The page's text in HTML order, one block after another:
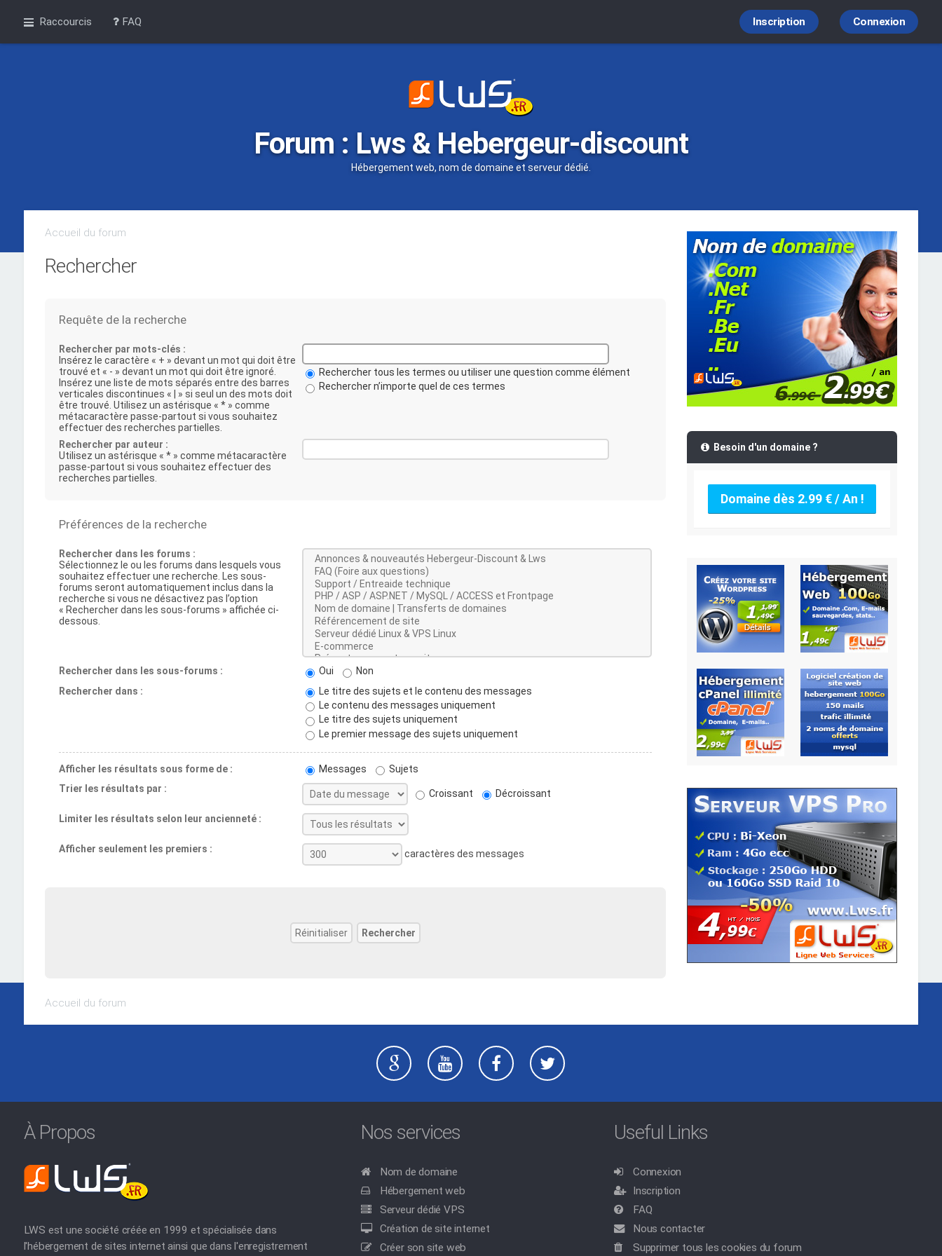
Raccourcis FAQ Connexion
Inscription
Forum : Lws & Hebergeur-discount
Hébergement web, nom de domaine et serveur dédié.
Accueil du forum
Rechercher
Requête de la recherche
Rechercher par mots-clés :
Insérez le caractère « + » devant un mot qui doit être
trouvé et « - » devant un mot qui doit être ignoré.
Insérez une liste de mots séparés entre des barres
verticales discontinues « | » si seul un des mots doit
être trouvé. Utilisez un astérisque « * » comme
métacaractère passe-partout si vous souhaitez
effectuer des recherches partielles.
Rechercher tous les termes ou utiliser une question comme élément
Rechercher n’importe quel de ces termes
Rechercher par auteur :
Utilisez un astérisque « * » comme métacaractère
passe-partout si vous souhaitez effectuer des
recherches partielles.
Préférences de la recherche
Rechercher dans les forums :
Sélectionnez le ou les forums dans lesquels vous
souhaitez effectuer une recherche. Les sous-
forums seront automatiquement inclus dans la
recherche si vous ne désactivez pas l’option
« Rechercher dans les sous-forums » affichée ci-
dessous.
Rechercher dans les sous-forums : Oui
Non
Rechercher dans :
Le titre des sujets et le contenu des messages
Le contenu des messages uniquement
Le titre des sujets uniquement
Le premier message des sujets uniquement
Afficher les résultats sous forme de : Messages
Sujets
Trier les résultats par :
Croissant Décroissant
Limiter les résultats selon leur ancienneté :
Afficher seulement les premiers : caractères des messages
Accueil du forum
Besoin d'un domaine ?
Domaine dès 2.99 € / An !
À Propos
LWS est une société créée en 1999 et spécialisée dans
l'hébergement de sites internet ainsi que dans l'enregistrement
Nos services
Nom de domaine
Hébergement web
Serveur dédié VPS
Création de site internet
Créer son site web
Useful Links
Connexion
Inscription
FAQ
Nous contacter
Supprimer tous les cookies du forum